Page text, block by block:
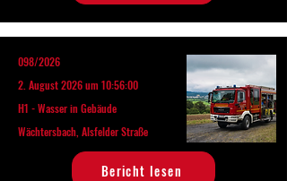
098/2026
2. August 2026 um 10:56:00
H1 - Wasser in Gebäude
Wächtersbach, Alsfelder Straße
Bericht lesen